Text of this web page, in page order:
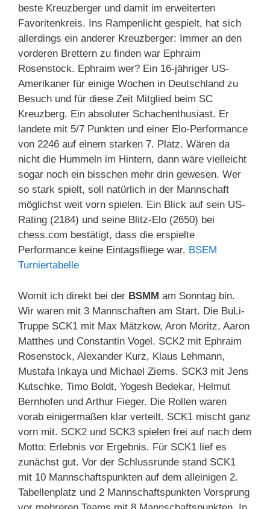
beste Kreuzberger und damit im erweiterten
Favoritenkreis. Ins Rampenlicht gespielt, hat sich
allerdings ein anderer Kreuzberger: Immer an den
vorderen Brettern zu finden war Ephraim
Rosenstock. Ephraim wer? Ein 16-jähriger US-
Amerikaner für einige Wochen in Deutschland zu
Besuch und für diese Zeit Mitglied beim SC
Kreuzberg. Ein absoluter Schachenthusiast. Er
landete mit 5/7 Punkten und einer Elo-Performance
von 2246 auf einem starken 7. Platz. Wären da
nicht die Hummeln im Hintern, dann wäre vielleicht
sogar noch ein bisschen mehr drin gewesen. Wer
so stark spielt, soll natürlich in der Mannschaft
möglichst weit vorn spielen. Ein Blick auf sein US-
Rating (2184) und seine Blitz-Elo (2650) bei
chess.com bestätigt, dass die erspielte
Performance keine Eintagsfliege war. BSEM
Turniertabelle
Womit ich direkt bei der BSMM am Sonntag bin.
Wir waren mit 3 Mannschaften am Start. Die BuLi-
Truppe SCK1 mit Max Mätzkow, Aron Moritz, Aaron
Matthes und Constantin Vogel. SCK2 mit Ephraim
Rosenstock, Alexander Kurz, Klaus Lehmann,
Mustafa Inkaya und Michael Ziems. SCK3 mit Jens
Kutschke, Timo Boldt, Yogesh Bedekar, Helmut
Bernhofen und Arthur Fieger. Die Rollen waren
vorab einigermaßen klar verteilt. SCK1 mischt ganz
vorn mit. SCK2 und SCK3 spielen frei auf nach dem
Motto: Erlebnis vor Ergebnis. Für SCK1 lief es
zunächst gut. Vor der Schlussrunde stand SCK1
mit 10 Mannschaftspunkten auf dem alleinigen 2.
Tabellenplatz und 2 Mannschaftspunkten Vorsprung